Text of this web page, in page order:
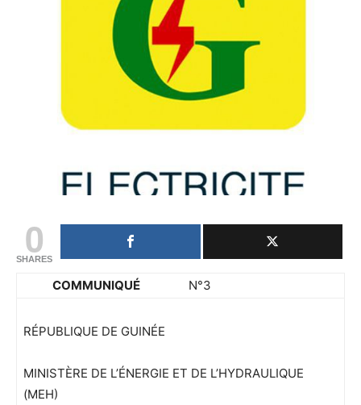
0
SHARES
COMMUNIQUÉ N°3
RÉPUBLIQUE DE GUINÉE
MINISTÈRE DE L’ÉNERGIE ET DE L’HYDRAULIQUE
(MEH)